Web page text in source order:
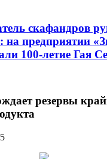
скафандров
на предприятии
100-летие Гая
резервы